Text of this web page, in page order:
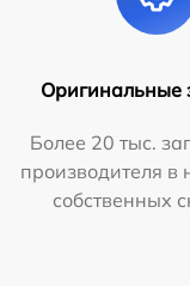
Оригинальные
Более 20 тыс.
производителя в
собственных